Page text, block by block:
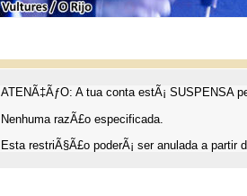
ATENÃ‡ÃƒO: A tua conta estÃ¡ SUSPENSA
Nenhuma razÃ£o especificada.
Esta restriÃ§Ã£o poderÃ¡ ser anulada a partir